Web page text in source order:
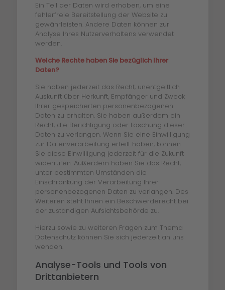
Ein Teil der Daten wird erhoben, um eine
fehlerfreie Bereitstellung der Website zu
gewährleisten. Andere Daten können zur
Analyse Ihres Nutzerverhaltens verwendet
werden.
Welche Rechte haben Sie bezüglich Ihrer
Daten?
Sie haben jederzeit das Recht, unentgeltlich
Auskunft über Herkunft, Empfänger und Zweck
Ihrer gespeicherten personenbezogenen
Daten zu erhalten. Sie haben außerdem ein
Recht, die Berichtigung oder Löschung dieser
Daten zu verlangen. Wenn Sie eine Einwilligung
zur Datenverarbeitung erteilt haben, können
Sie diese Einwilligung jederzeit für die Zukunft
widerrufen. Außerdem haben Sie das Recht,
unter bestimmten Umständen die
Einschränkung der Verarbeitung Ihrer
personenbezogenen Daten zu verlangen. Des
Weiteren steht Ihnen ein Beschwerderecht bei
der zuständigen Aufsichtsbehörde zu.
Hierzu sowie zu weiteren Fragen zum Thema
Datenschutz können Sie sich jederzeit an uns
wenden.
Analyse-Tools und Tools von
Dritt­anbietern